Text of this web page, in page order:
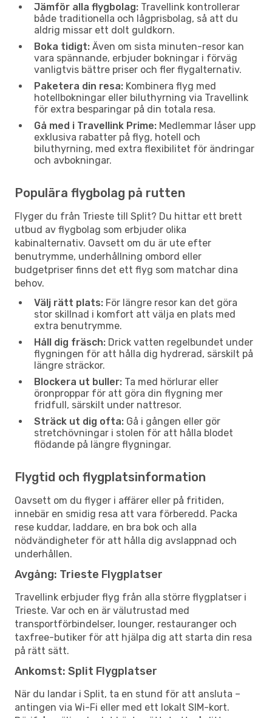
Jämför alla flygbolag: Travellink kontrollerar
både traditionella och lågprisbolag, så att du
aldrig missar ett dolt guldkorn.
Boka tidigt: Även om sista minuten-resor kan
vara spännande, erbjuder bokningar i förväg
vanligtvis bättre priser och fler flygalternativ.
Paketera din resa: Kombinera flyg med
hotellbokningar eller biluthyrning via Travellink
för extra besparingar på din totala resa.
Gå med i Travellink Prime: Medlemmar låser upp
exklusiva rabatter på flyg, hotell och
biluthyrning, med extra flexibilitet för ändringar
och avbokningar.
Populära flygbolag på rutten
Flyger du från Trieste till Split? Du hittar ett brett
utbud av flygbolag som erbjuder olika
kabinalternativ. Oavsett om du är ute efter
benutrymme, underhållning ombord eller
budgetpriser finns det ett flyg som matchar dina
behov.
Välj rätt plats: För längre resor kan det göra
stor skillnad i komfort att välja en plats med
extra benutrymme.
Håll dig fräsch: Drick vatten regelbundet under
flygningen för att hålla dig hydrerad, särskilt på
längre sträckor.
Blockera ut buller: Ta med hörlurar eller
öronproppar för att göra din flygning mer
fridfull, särskilt under nattresor.
Sträck ut dig ofta: Gå i gången eller gör
stretchövningar i stolen för att hålla blodet
flödande på längre flygningar.
Flygtid och flygplatsinformation
Oavsett om du flyger i affärer eller på fritiden,
innebär en smidig resa att vara förberedd. Packa
rese kuddar, laddare, en bra bok och alla
nödvändigheter för att hålla dig avslappnad och
underhållen.
Avgång: Trieste Flygplatser
Travellink erbjuder flyg från alla större flygplatser i
Trieste. Var och en är välutrustad med
transportförbindelser, lounger, restauranger och
taxfree-butiker för att hjälpa dig att starta din resa
på rätt sätt.
Ankomst: Split Flygplatser
När du landar i Split, ta en stund för att ansluta –
antingen via Wi-Fi eller med ett lokalt SIM-kort.